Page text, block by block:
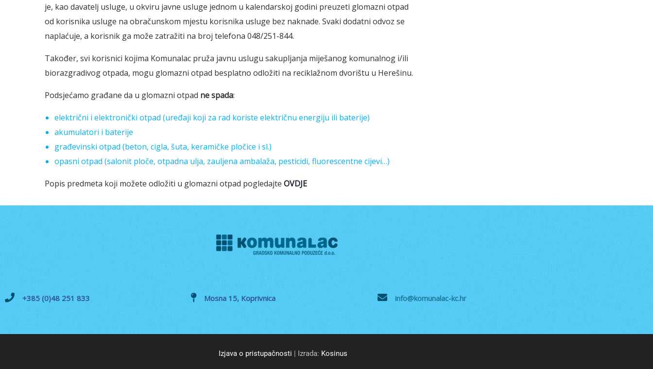
je, kao davatelj usluge, u okviru javne usluge jednom u kalendarskoj godini preuzeti glomazni otpad
od korisnika usluge na obračunskom mjestu korisnika usluge bez naknade. Svaki dodatni odvoz se
naplaćuje, a korisnik ga može zatražiti na broj telefona 048/251-844.
Također, svi korisnici kojima Komunalac pruža javnu uslugu sakupljanja miješanog komunalnog i/ili
biorazgradivog otpada, mogu glomazni otpad besplatno odložiti na reciklažnom dvorištu u Herešinu.
Podsjećamo građane da u glomazni otpad ne spada:
električni i elektronički otpad (uređaji koji za rad koriste električnu energiju ili baterije)
akumulatori i baterije
građevinski otpad (beton, cigla, šuta, keramičke pločice i sl.)
opasni otpad (salonit ploče, otpadna ulja, zauljena ambalaža, pesticidi, fluorescentne cijevi…)
Popis predmeta koji možete odložiti u glomazni otpad pogledajte OVDJE
+385 (0)48 251 833 Mosna 15, Koprivnica info@komunalac-kc.hr
Izjava o pristupačnosti | Izrada: Kosinus